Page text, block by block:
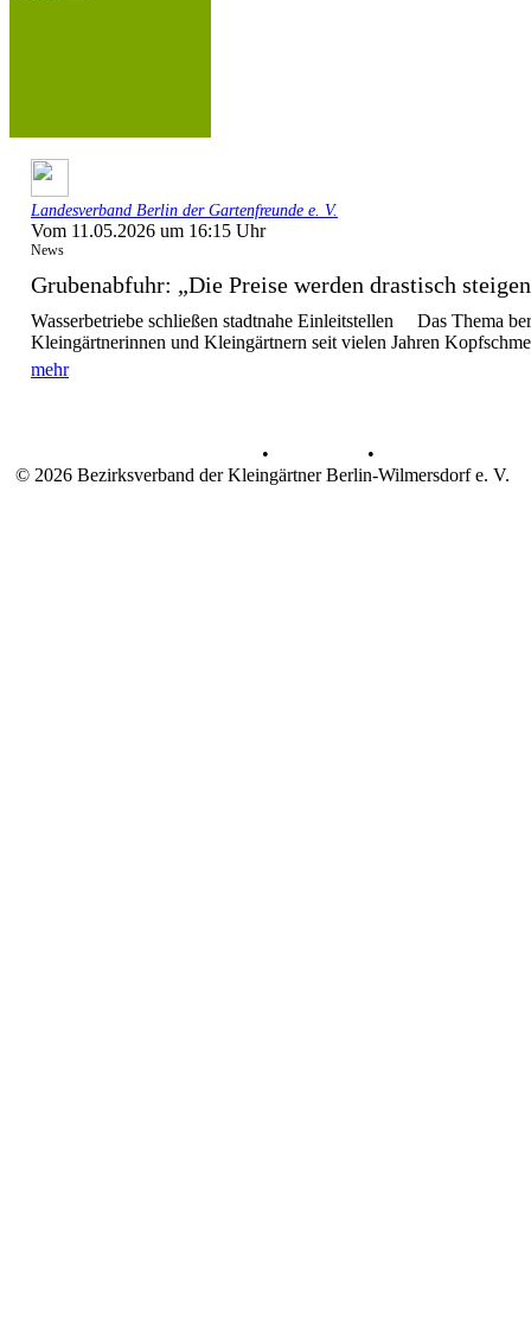
Landesverband Berlin der Gartenfreunde e. V.
Vom 11.05.2026 um 16:15 Uhr
News
Grubenabfuhr: „Die Preise werden drastisch
Wasserbetriebe schließen stadtnahe Einleitstellen Das Thema
Kleingärtnerinnen und Kleingärtnern seit vielen Jahren
mehr
•
•
© 2026 Bezirksverband der Kleingärtner Berlin-Wilmersdorf e. V.